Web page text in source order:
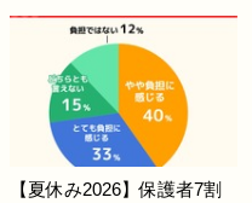
【夏休み2026】保護者7割